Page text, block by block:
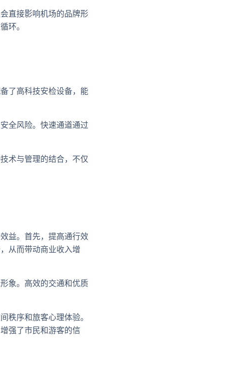
直接影响机场的品牌形
环。
了高科技安检设备，能
全风险。快速通道通过
术与管理的结合，不仅
益。首先，提高通行效
从而带动商业收入增
象。高效的交通和优质
秩序和旅客心理体验。
强了市民和游客的信